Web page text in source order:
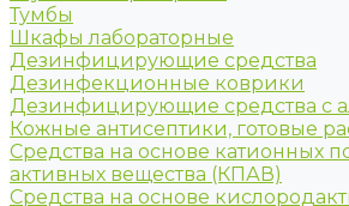
Тумбы
Шкафы лабораторные
Дезинфицирующие средства
Дезинфекционные коврики
Дезинфицирующие средства с
Кожные антисептики, готовые
Средства на основе катионных
активных вещества (КПАВ)
Средства на основе